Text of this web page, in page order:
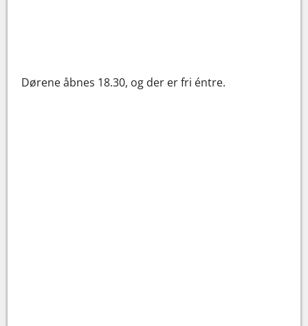
Dørene åbnes 18.30, og der er fri éntre.